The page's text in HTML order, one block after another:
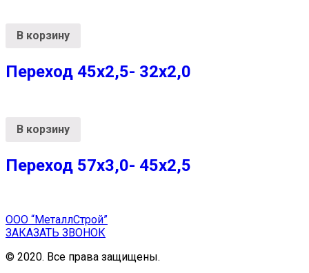
В корзину
Переход 45х2,5- 32х2,0
В корзину
Переход 57х3,0- 45х2,5
ООО “МеталлСтрой”
ЗАКАЗАТЬ ЗВОНОК
© 2020. Все права защищены.